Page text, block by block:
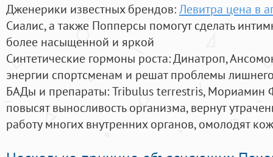
Дженерики известных брендов:Левитра цена в
Сиалис, а также Попперсы помогут сделать
более насыщенной и яркой
Синтетические гормоны роста: Динатроп,
энергии спортсменам и решат проблемы
БАДы и препараты:Tribulus terrestris, Мориамин
повысят выносливость организма, вернут
работу многих внутренних органов, омолодят